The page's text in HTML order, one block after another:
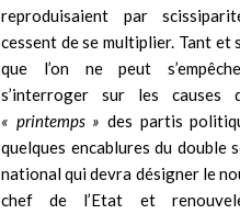
reproduisaient par
cessent de se multiplier. Tant et
que l’on ne peut
s’interroger sur les causes
« printemps » des partis
quelques encablures du double
national qui devra désigner le
chef de l’Etat et